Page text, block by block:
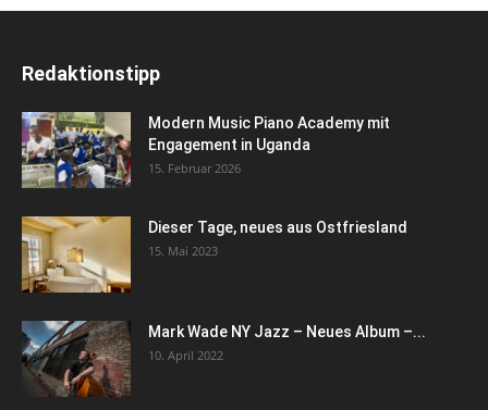
Redaktionstipp
Modern Music Piano Academy mit
Engagement in Uganda
15. Februar 2026
Dieser Tage, neues aus Ostfriesland
15. Mai 2023
Mark Wade NY Jazz – Neues Album –...
10. April 2022